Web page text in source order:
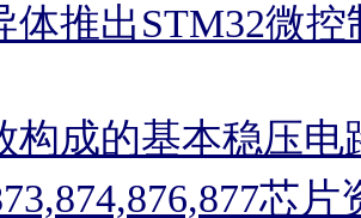
体推出STM32微
构成的基本稳压电
芯